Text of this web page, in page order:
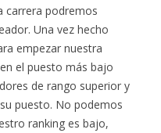
carrera podremos
Una vez hecho
empezar nuestra
el puesto más bajo
de rango superior y
puesto. No podemos
ranking es bajo,